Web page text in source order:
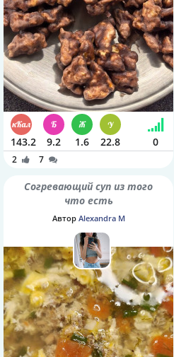
143.2 9.2 1.6 22.8 0
2 7
Согревающий суп из того
что есть
Автор Alexandra M